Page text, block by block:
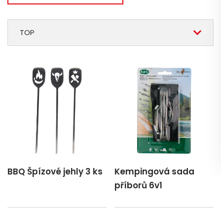
TOP
BBQ Špízové jehly 3 ks
Kempingová sada
příborů 6v1